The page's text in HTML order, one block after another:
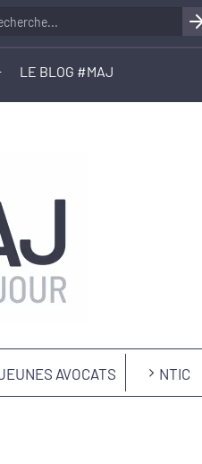
LE BLOG #MAJ
AVOCATS NTIC